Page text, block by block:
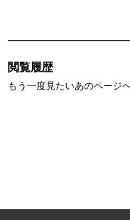
閲覧履歴
もう一度見たいあのページ